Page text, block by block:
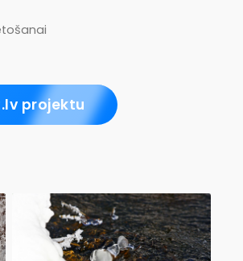
projektu